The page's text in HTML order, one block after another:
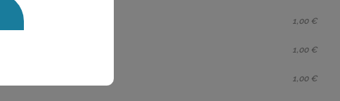
1,00 €
1,00 €
1,00 €